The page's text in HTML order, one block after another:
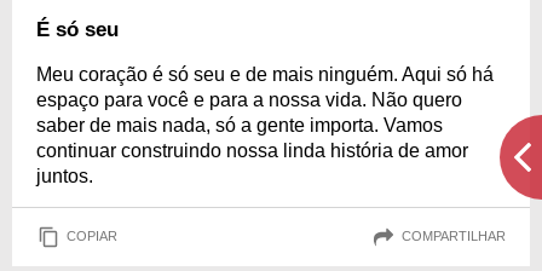
É só seu
Meu coração é só seu e de mais ninguém. Aqui só há
espaço para você e para a nossa vida. Não quero
saber de mais nada, só a gente importa. Vamos
continuar construindo nossa linda história de amor
juntos.
COPIAR COMPARTILHAR